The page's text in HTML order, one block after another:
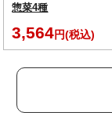
惣菜4種
3,564円(税込)